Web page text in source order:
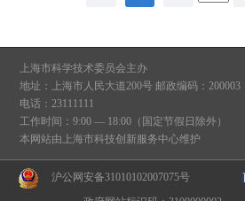
沪公网安备31010102007075号
上海市科学技术委员会主办
地址：上海市人民大道200号 邮政编码：200003
电话：23111111
工作时间：9:00 — 18:00（国定节假日除外）
本网站由上海市科技创新服务中心维护